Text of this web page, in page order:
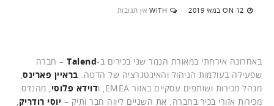
ON 12 במאי 2019 WITH אין תגובות
באחרונה אירחתי במאורת הנמר שני בכירים ב-Talend – חברה
שפעילה בעולמות הניהול והאינטגרציה של הדטה: בראיין פארינס,
מנהל מכירות ושותפים עסקיים באזור EMEA, ו
דוידא פלוסי, מהנדס
מכירות אזורי בכיר בחברה. את השניים ליווה חבר ותיק – יוסי רודריק,